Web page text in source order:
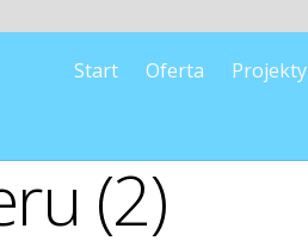
Start Oferta Projekty
(2)